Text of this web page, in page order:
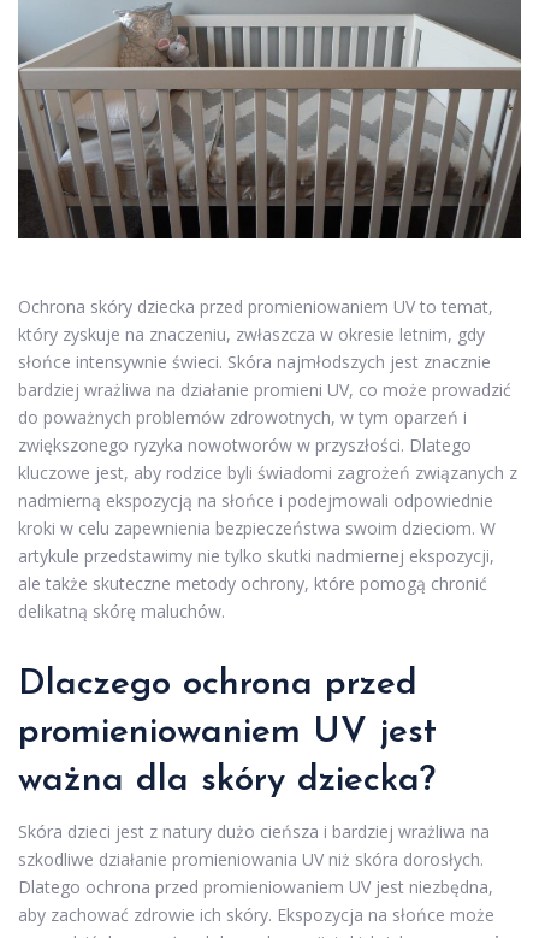
Ochrona skóry dziecka przed promieniowaniem UV to temat,
który zyskuje na znaczeniu, zwłaszcza w okresie letnim, gdy
słońce intensywnie świeci. Skóra najmłodszych jest znacznie
bardziej wrażliwa na działanie promieni UV, co może prowadzić
do poważnych problemów zdrowotnych, w tym oparzeń i
zwiększonego ryzyka nowotworów w przyszłości. Dlatego
kluczowe jest, aby rodzice byli świadomi zagrożeń związanych z
nadmierną ekspozycją na słońce i podejmowali odpowiednie
kroki w celu zapewnienia bezpieczeństwa swoim dzieciom. W
artykule przedstawimy nie tylko skutki nadmiernej ekspozycji,
ale także skuteczne metody ochrony, które pomogą chronić
delikatną skórę maluchów.
Dlaczego ochrona przed
promieniowaniem UV jest
ważna dla skóry dziecka?
Skóra dzieci jest z natury dużo cieńsza i bardziej wrażliwa na
szkodliwe działanie promieniowania UV niż skóra dorosłych.
Dlatego ochrona przed promieniowaniem UV jest niezbędna,
aby zachować zdrowie ich skóry. Ekspozycja na słońce może